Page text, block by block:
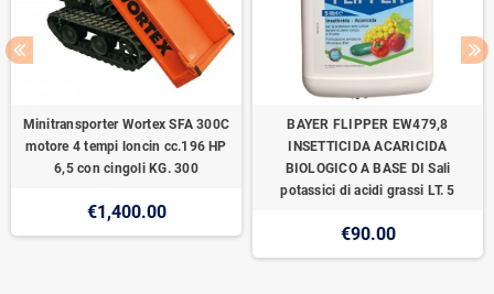
Minitransporter Wortex SFA 300C
motore 4 tempi loncin cc.196 HP
6,5 con cingoli KG. 300
€1,400.00
BAYER FLIPPER EW479,8
INSETTICIDA ACARICIDA
BIOLOGICO A BASE DI Sali
potassici di acidi grassi LT. 5
€90.00